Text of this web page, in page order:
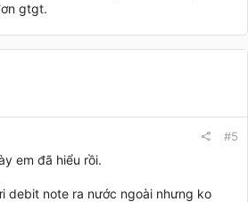
gtgt.
#5
em đã hiểu rồi.
debit note ra nước ngoài nhưng ko